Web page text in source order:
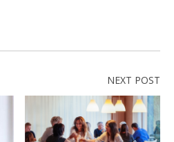
NEXT POST